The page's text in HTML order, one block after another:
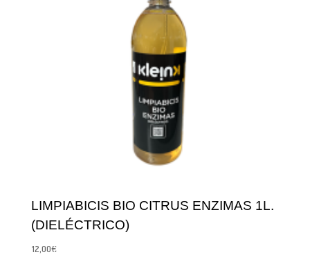
LIMPIABICIS BIO CITRUS ENZIMAS 1L.
(DIELÉCTRICO)
12,00€